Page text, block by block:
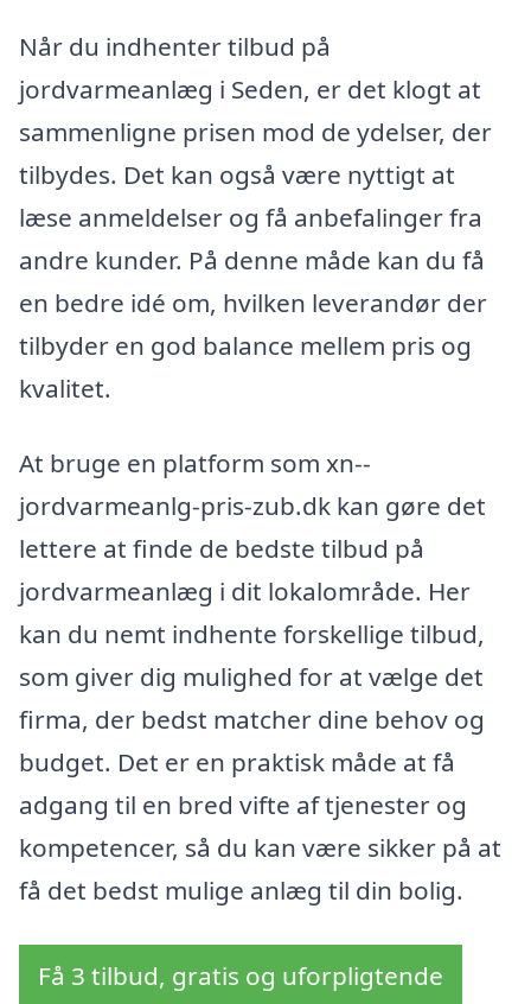
Når du indhenter tilbud på
jordvarmeanlæg i Seden, er det klogt at
sammenligne prisen mod de ydelser, der
tilbydes. Det kan også være nyttigt at
læse anmeldelser og få anbefalinger fra
andre kunder. På denne måde kan du få
en bedre idé om, hvilken leverandør der
tilbyder en god balance mellem pris og
kvalitet.
At bruge en platform som xn--
jordvarmeanlg-pris-zub.dk kan gøre det
lettere at finde de bedste tilbud på
jordvarmeanlæg i dit lokalområde. Her
kan du nemt indhente forskellige tilbud,
som giver dig mulighed for at vælge det
firma, der bedst matcher dine behov og
budget. Det er en praktisk måde at få
adgang til en bred vifte af tjenester og
kompetencer, så du kan være sikker på at
få det bedst mulige anlæg til din bolig.
Få 3 tilbud, gratis og uforpligtende